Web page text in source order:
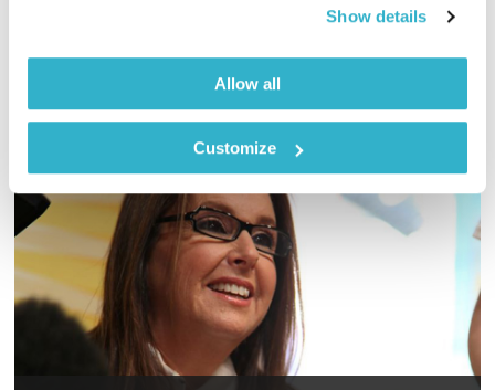
Show details
Allow all
Customize
אודיו